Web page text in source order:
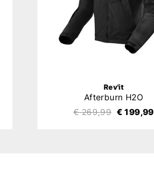
Rev'it
Afterburn H2O
€ 269,99 € 199,99